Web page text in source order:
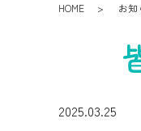
HOME お知
2025.03.25